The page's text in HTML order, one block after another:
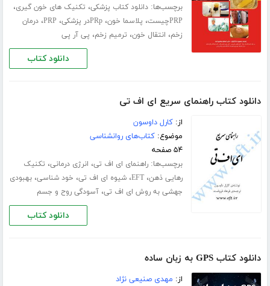
برچسب‌ها:دانلود کتاب پزشکی، تکنیک های خون گیری،
PRPچیست ، پلاسما خون،PRpدر پزشکی ، PRP،درمان
زخم، انتقال خون، ترمیم زخم، پی آر پی
دانلود کتاب
دانلود کتاب راهنمای سریع ای اف تی
از:کارل داوسون
موضوع:کتاب‌های روانشناسی
۵۴ صفحه
برچسب‌ها:راهنمای ای اف تی، انرژی درمانی، تکنیک
رهایی ذهن،EFT،شیوه ای اف تی، خود شناسی،بهبودی
جهشی به روش ای اف تی،آسودگی روح و جسم
دانلود کتاب
دانلود کتاب GPS به زبان ساده
از: مهدی صنیعی نژاد